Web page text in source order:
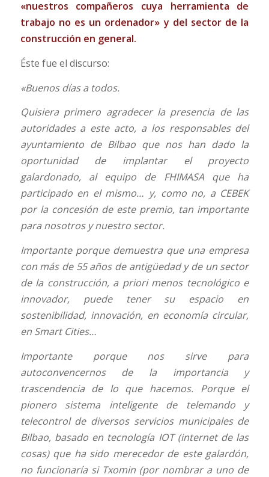
«nuestros compañeros cuya herramienta de
trabajo no es un ordenador» y del sector de la
construcción en general.
Éste fue el discurso:
«Buenos días a todos.
Quisiera primero agradecer la presencia de las
autoridades a este acto, a los responsables del
ayuntamiento de Bilbao que nos han dado la
oportunidad de implantar el proyecto
galardonado, al equipo de FHIMASA que ha
participado en el mismo… y, como no, a CEBEK
por la concesión de este premio, tan importante
para nosotros y nuestro sector.
Importante porque demuestra que una empresa
con más de 55 años de antigüedad y de un sector
de la construcción, a priori menos tecnológico e
innovador, puede tener su espacio en
sostenibilidad, innovación, en economía circular,
en Smart Cities…
Importante porque nos sirve para
autoconvencernos de la importancia y
trascendencia de lo que hacemos. Porque el
pionero sistema inteligente de telemando y
telecontrol de diversos servicios municipales de
Bilbao, basado en tecnología IOT (internet de las
cosas) que ha sido merecedor de este galardón,
no funcionaría si Txomin (por nombrar a uno de